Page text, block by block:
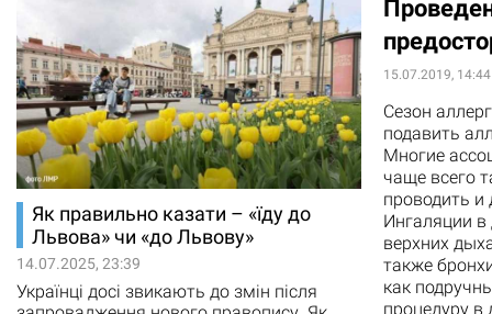
Як правильно казати – «їду до
Львова» чи «до Львову»
14.07.2025, 23:39
Українці досі звикають до змін після
15.07.2019, 14:44
Сезон
подавить
Многие
чаще всего
проводить и
Ингаляции
верхних
также
как
процедуру в